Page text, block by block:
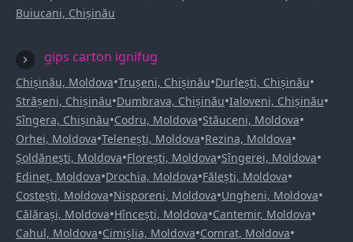
Buiucani, Chișinău
gips carton ignifug
Chișinău, Moldova•Trușeni, Chișinău•Durlești, Chișinău•
Strășeni, Chișinău•Dumbrava, Chișinău•Ialoveni, Chișinău•
Sîngera, Chișinău•Codru, Moldova•Stăuceni, Moldova•
Orhei, Moldova•Telenești, Moldova•Rezina, Moldova•
Șoldănești, Moldova•Florești, Moldova•Sîngerei, Moldova•
Edineț, Moldova•Drochia, Moldova•Fălești, Moldova•
Costești, Moldova•Nisporeni, Moldova•Ungheni, Moldova•
Călărași, Moldova•Hîncești, Moldova•Cantemir, Moldova•
Cahul, Moldova•Cimișlia, Moldova•Comrat, Moldova•